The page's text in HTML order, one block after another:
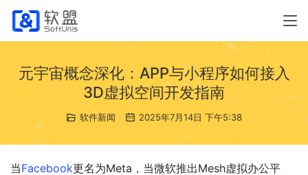
元宇宙概念深化：APP与小程序如何接入
3D虚拟空间开发指南
软件新闻 2025年7月14日 下午5:38
当Facebook更名为Meta，当微软推出Mesh虚拟办公平